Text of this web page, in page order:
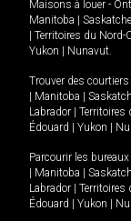
Maisons à louer -
Manitoba |
| Territoires du Nord-
Yukon | Nunavut
Trouver des courtiers
| Manitoba |
Labrador | Territoires
Édouard | Yukon |
Parcourir les bureaux
| Manitoba |
Labrador | Territoires
Édouard | Yukon |